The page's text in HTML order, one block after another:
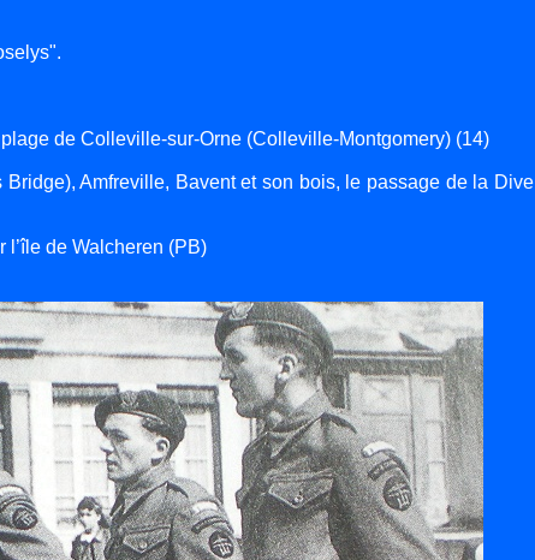
de Colleville-sur-Orne (Colleville-Montgomery) (14)
Amfreville, Bavent et son bois, le passage de la Dive
l’île de Walcheren (PB)